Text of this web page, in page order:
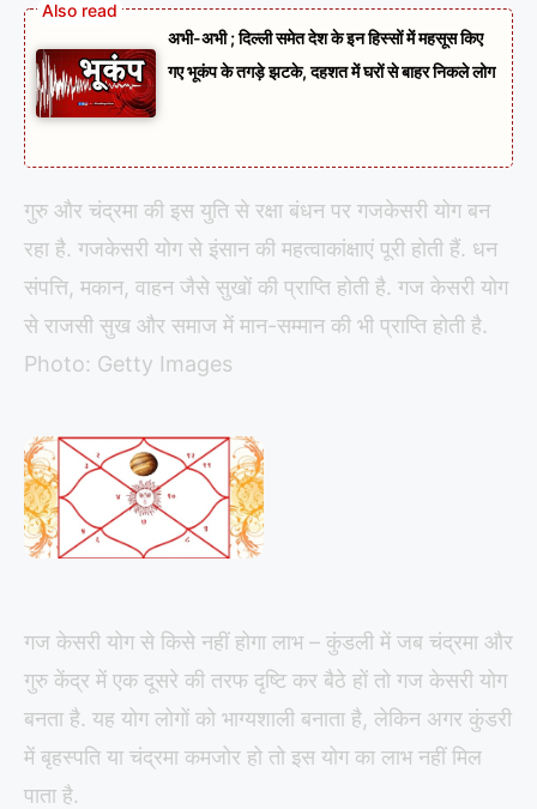
अभी-अभी ; दिल्ली समेत देश के इन हिस्सों में महसूस किए
गए भूकंप के तगड़े झटके, दहशत में घरों से बाहर निकले लोग
गुरु और चंद्रमा की इस युति से रक्षा बंधन पर गजकेसरी योग बन
रहा है. गजकेसरी योग से इंसान की महत्वाकांक्षाएं पूरी होती हैं. धन
संपत्ति, मकान, वाहन जैसे सुखों की प्राप्ति होती है. गज केसरी योग
से राजसी सुख और समाज में मान-सम्मान की भी प्राप्ति होती है.
Photo: Getty Images
गज केसरी योग से किसे नहीं होगा लाभ – कुंडली में जब चंद्रमा और
गुरु केंद्र में एक दूसरे की तरफ दृष्टि कर बैठे हों तो गज केसरी योग
बनता है. यह योग लोगों को भाग्यशाली बनाता है, लेकिन अगर कुंडरी
में बृहस्पति या चंद्रमा कमजोर हो तो इस योग का लाभ नहीं मिल
पाता है.